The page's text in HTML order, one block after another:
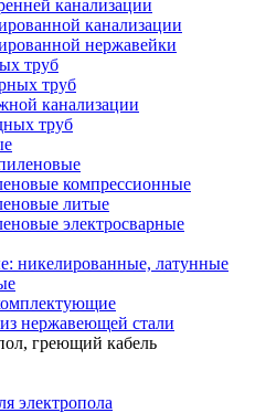
канализации
канализации
нержавейки
труб
труб
канализации
труб
компрессионные
литые
электросварные
никелированные, латунные
нержавеющей стали
греющий кабель
электропола